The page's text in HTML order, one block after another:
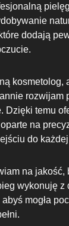
dodają
kosmetolog,
rozwijam
Dzięki temu
na
do
na jakość,
wykonuję z
mogła